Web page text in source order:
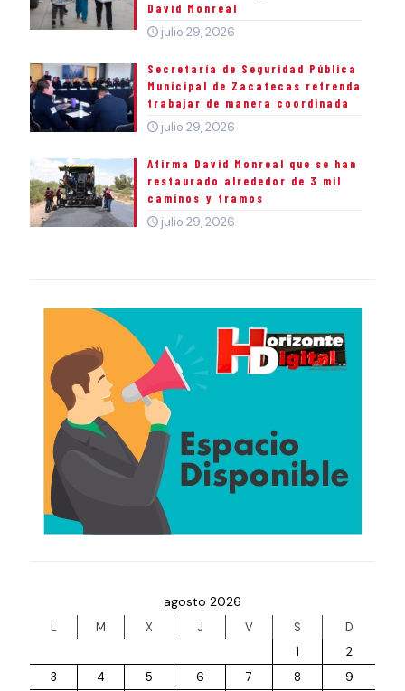
David Monreal
julio 29, 2026
Secretaría de Seguridad Pública
Municipal de Zacatecas refrenda
trabajar de manera coordinada
julio 29, 2026
Afirma David Monreal que se han
restaurado alrededor de 3 mil
caminos y tramos
julio 29, 2026
agosto 2026
L M X J V S
D
1
2
3
4 5 6 7 8 9